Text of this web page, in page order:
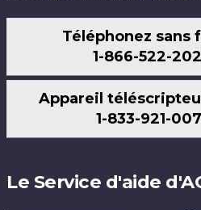
Téléphonez sans
1-866-522-
Appareil
1-833-921-
Le Service d'aide